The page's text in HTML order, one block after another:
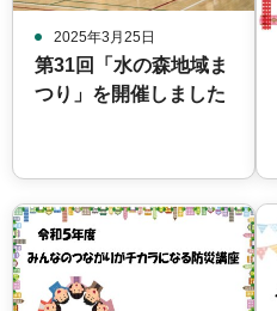
2025年3月25日
第31回「水の森地域ま
つり」を開催しました